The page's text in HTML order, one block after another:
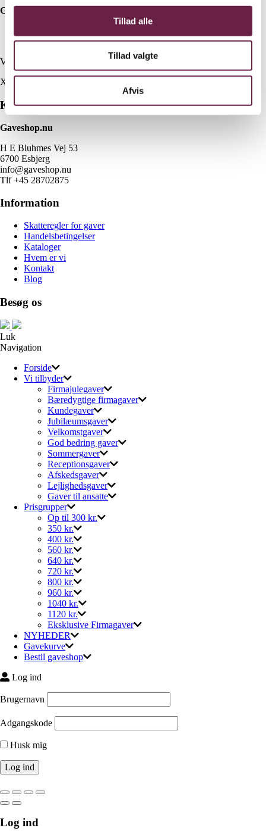
Tillad alle
Tillad valgte
Afvis
Gaven indeholder:
Swirl Beauty Bag Mini – L: 16 cm, H: 10 cm, D: 9 cm
Vejl. pris kr. 700,-
X
Kontakt
Gaveshop.nu
H E Bluhmes Vej 53
6700 Esbjerg
info@gaveshop.nu
Tlf +45 28702875
Information
Skatteregler for gaver
Handelsbetingelser
Kataloger
Hvem er vi
Kontakt
Blog
Besøg os
Luk
Navigation
Forside
Vi tilbyder
Firmajulegaver
Bæredygtige firmagaver
Kundegaver
Jubilæumsgaver
Velkomstgaver
God bedring gaver
Sommergaver
Receptionsgaver
Afskedsgaver
Lejlighedsgaver
Gaver til ansatte
Prisgrupper
Op til 300 kr.
350 kr.
400 kr.
560 kr.
640 kr.
720 kr.
800 kr.
960 kr.
1040 kr.
1120 kr.
Eksklusive Firmagaver
NYHEDER
Gavekurve
Bestil gaveshop
Log ind
Brugernavn
Adgangskode
Husk mig
Log ind